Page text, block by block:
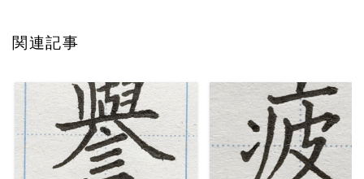
関連記事
READ MORE READ MORE